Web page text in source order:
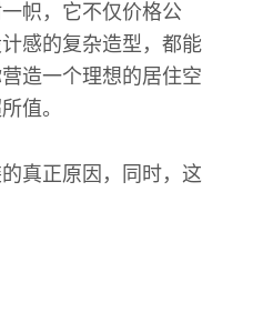
帜，它不仅价格公
感的复杂造型，都能
造一个理想的居住空
值。
真正原因，同时，这